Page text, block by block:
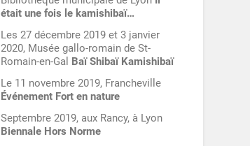
était une fois le kamishibaï…
Les 27 décembre 2019 et 3 janvier
2020, Musée gallo-romain de St-
Romain-en-Gal Baï Shibaï Kamishibaï
Le 11 novembre 2019, Francheville
Événement Fort en nature
Septembre 2019, aux Rancy, à Lyon
Biennale Hors Norme